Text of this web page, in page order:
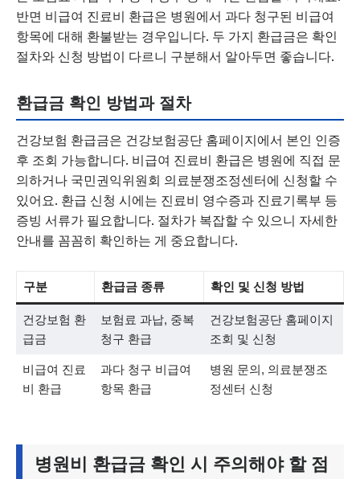
반면 비급여 진료비 환급은 병원에서 과다 청구된 비급여
항목에 대해 환불받는 경우입니다. 두 가지 환급금은 확인
절차와 신청 방법이 다르니 구분해서 알아두면 좋습니다.
환급금 확인 방법과 절차
건강보험 환급금은 건강보험공단 홈페이지에서 본인 인증
후 조회 가능합니다. 비급여 진료비 환급은 병원에 직접 문
의하거나 국민권익위원회 의료분쟁조정센터에 신청할 수
있어요. 환급 신청 시에는 진료비 영수증과 진료기록부 등
증빙 서류가 필요합니다. 절차가 복잡할 수 있으니 자세한
안내를 꼼꼼히 확인하는 게 중요합니다.
구분 환급금 종류 확인 및 신청 방법
건강보험 환
급금
보험료 과납, 중복
청구 환급
건강보험공단 홈페이지
조회 및 신청
비급여 진료
비 환급
과다 청구 비급여
항목 환급
병원 문의, 의료분쟁조
정센터 신청
병원비 환급금 확인 시 주의해야 할 점